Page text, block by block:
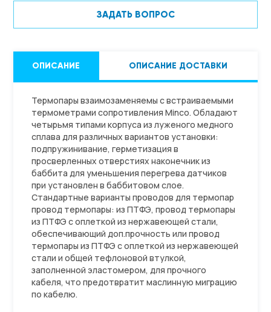
ЗАДАТЬ ВОПРОС
ОПИСАНИЕ ОПИСАНИЕ ДОСТАВКИ
Термопары взаимозаменяемы с встраиваемыми
термометрами сопротивления Minco. Обладают
четырьмя типами корпуса из луженого медного
сплава для различных вариантов установки:
подпружинивание, герметизация в
просверленных отверстиях наконечник из
баббита для уменьшения перегрева датчиков
при установлен в баббитовом слое.
Стандартные варианты проводов для термопар
провод термопары: из ПТФЭ, провод термопары
из ПТФЭ с оплеткой из нержавеющей стали,
обеспечивающий доп.прочность или провод
термопары из ПТФЭ с оплеткой из нержавеющей
стали и общей тефлоновой втулкой,
заполненной эластомером, для прочного
кабеля, что предотвратит маслинную миграцию
по кабелю.